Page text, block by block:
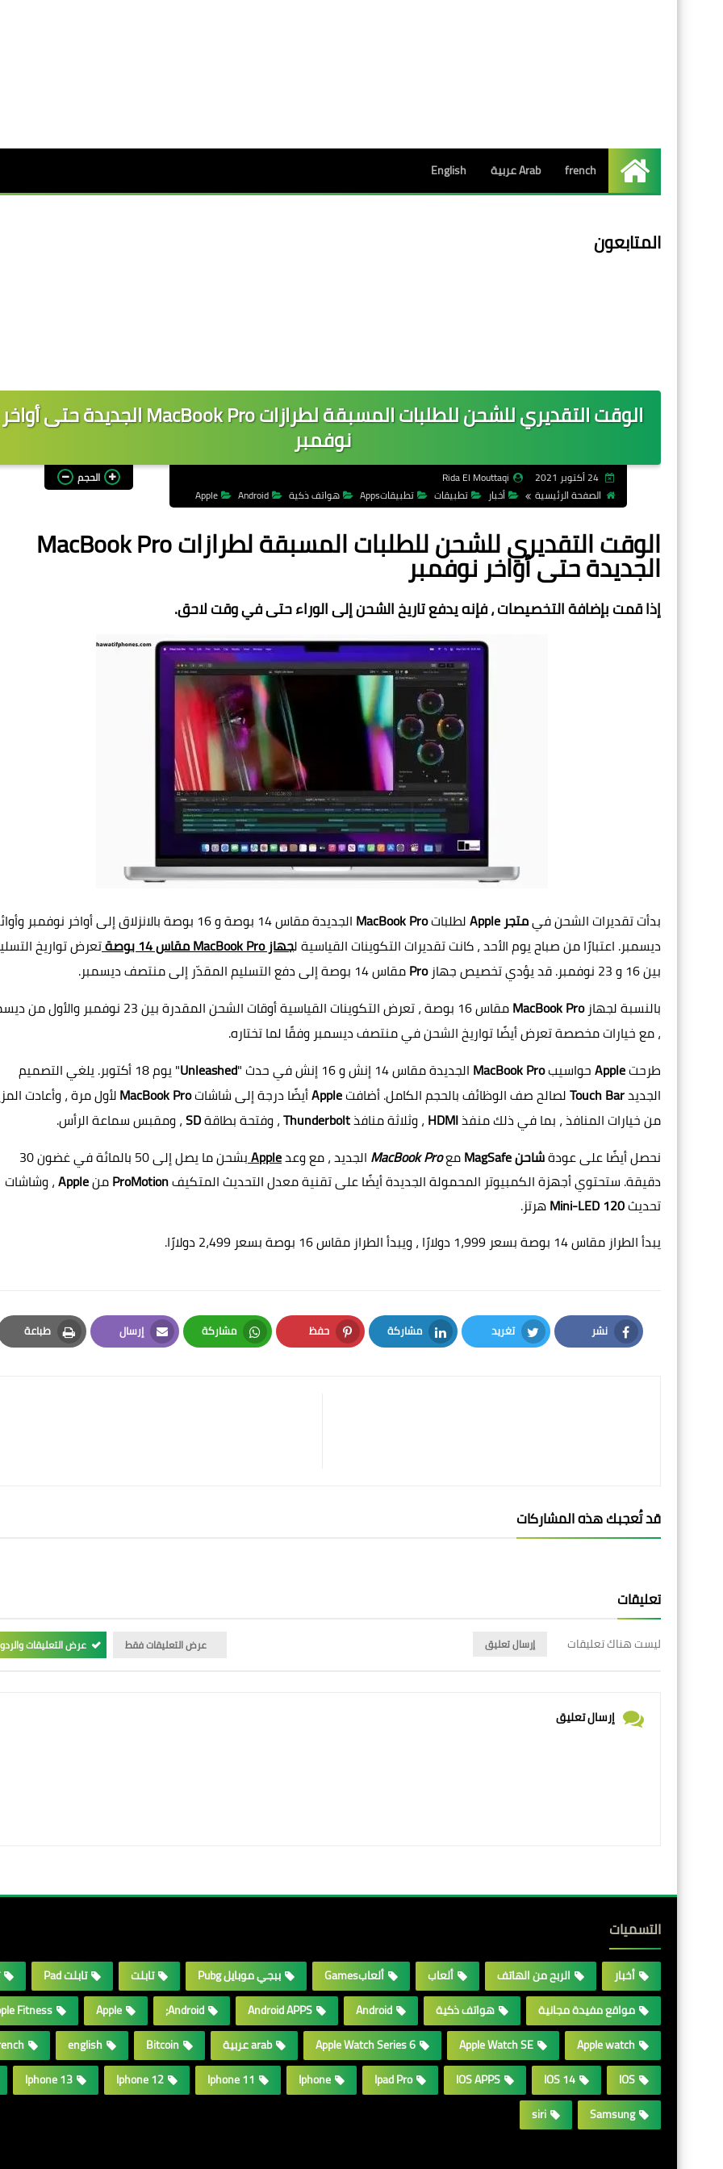
الرئيسية
french Arab عربية English
المتابعون
الوقت التقديري للشحن للطلبات المسبقة لطرازات MacBook Pro الجديدة حتى أواخر
نوفمبر
Rida El Mouttaqi
الصفحة الرئيسية
أخبار تطبيقات تطبيقاتApps هواتف ذكية Android
Apple
الحجم
الوقت التقديري للشحن للطلبات المسبقة لطرازات MacBook Pro
الجديدة حتى أواخر نوفمبر
إذا قمت بإضافة التخصيصات ، فإنه يدفع تاريخ الشحن إلى الوراء حتى في وقت لاحق.
بدأت تقديرات الشحن فيمتجر Apple لطلباتMacBook Pro
الجديدة مقاس 14 بوصة و 16 بوصة بالانزلاق إلى أواخر نوفمبر
ديسمبر. اعتبارًا من صباح يوم الأحد ، كانت تقديرات التكوينات القياسية لجهاز MacBook Pro مقاس 14 بوصة
تعرض تواريخ
بين 16 و 23 نوفمبر. قد يؤدي تخصيص جهاز
Proمقاس 14 بوصة إلى دفع التسليم المقدّر إلى منتصف ديسمبر.
بالنسبة لجهازMacBook Pro
مقاس 16 بوصة ، تعرض التكوينات القياسية أوقات الشحن المقدرة بين 23 نوفمبر
، مع خيارات مخصصة تعرض أيضًا تواريخ الشحن في منتصف ديسمبر وفقًا لما تختاره.
طرحتAppleحواسيبMacBook Pro الجديدة مقاس 14 إنش و 16 إنش في حدث " Unleashed
" يوم 18 أكتوبر. يلغي التصميم
الجديدTouch Barلصالح صف الوظائف بالحجم الكامل. أضافتAppleأيضًا درجة إلى شاشاتMacBook Pro
لأول مرة ، وأعادت
من خيارات المنافذ ، بما في ذلك منفذHDMI ، وثلاثة منافذThunderbolt، وفتحة بطاقةSD، ومقبس سماعة الرأس.
نحصل أيضًا على عودةشاحن MagSafe معMacBook Pro الجديد ، مع وعدApple
بشحن ما يصل إلى 50 بالمائة في غضون 30
دقيقة. ستحتوي أجهزة الكمبيوتر المحمولة الجديدة أيضًا على تقنية معدل التحديث المتكيفProMotionمنApple، وشاشات
تحديث
هرتز.
يبدأ الطراز مقاس 14 بوصة بسعر 1،999 دولارًا ، ويبدأ الطراز مقاس 16 بوصة بسعر 2،499 دولارًا.
نشر
Facebook
تغريد
Twitter
مشاركة
LinkedIn
حفظ
Pinterest
مشاركة
Whatsapp
إرسال
Email
طباعة
Print
قد تُعجبك هذه المشاركات
تعليقات
ليست هناك تعليقات إرسال تعليق عرض التعليقات فقط عرض التعليقات
إرسال تعليق
التسميات
أخبار الربح من الهاتف ألعاب ألعابGames ببجي موبايل Pubg تابلت
تابلت Pad
مواقع مفيدة مجانية
هواتف ذكية Android
Android APPS
Android;
Apple
Fitness +
Apple watch
Apple Watch SE
Apple Watch Series 6 arab عربية Bitcoin
english
IOS
IOS 14
IOS APPS
Ipad Pro
Iphone
Iphone 11
Iphone 12
Iphone 13
Samsung
siri